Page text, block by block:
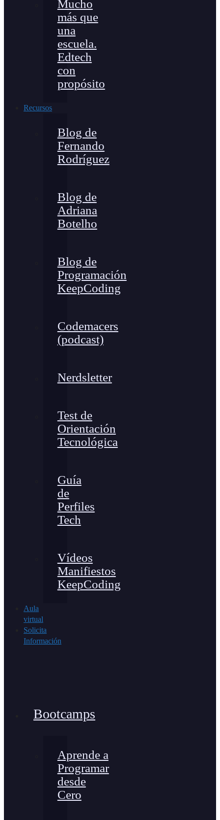
Mucho
más que
una
escuela.
Edtech
con
propósito
Recursos
Blog de
Fernando
Rodríguez
Blog de
Adriana
Botelho
Blog de
Programación
KeepCoding
Codemacers
(podcast)
Nerdsletter
Test de
Orientación
Tecnológica
Guía
de
Perfiles
Tech
Vídeos
Manifiestos
KeepCoding
Aula
virtual
Solicita
Información
Bootcamps
Aprende a
Programar
desde
Cero